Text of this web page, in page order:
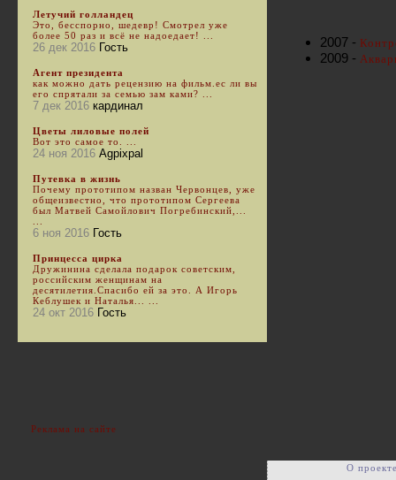
2007 -
2009 -
Летучий голландец
Это, бесспорно, шедевр! Смотрел уже
более 50 раз и всё не надоедает! ...
26 дек 2016 Гость
Агент президента
как можно дать рецензию на фильм.ес ли вы
его спрятали за семью зам ками? ...
7 дек 2016 кардинал
Цветы лиловые полей
Вот это самое то. ...
24 ноя 2016 Agpixpal
Путевка в жизнь
Почему прототипом назван Червонцев, уже
общеизвестно, что прототипом Сергеева
был Матвей Самойлович Погребинский,...
6 ноя 2016 Гость
Принцесса цирка
Дружинина сделала подарок советским,
российским женщинам на
десятилетия.Спасибо ей за это. А Игорь
Кеблушек и Наталья... ...
24 окт 2016 Гость
Реклама на сайте
О